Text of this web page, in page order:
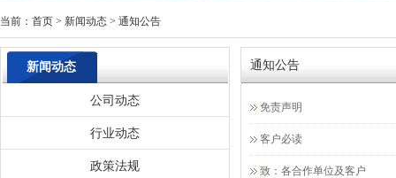
当前： 首页 > 新闻动态 > 通知公告
新闻动态
公司动态
行业动态
政策法规
通知公告
免责声明
客户必读
致：各合作单位及客户